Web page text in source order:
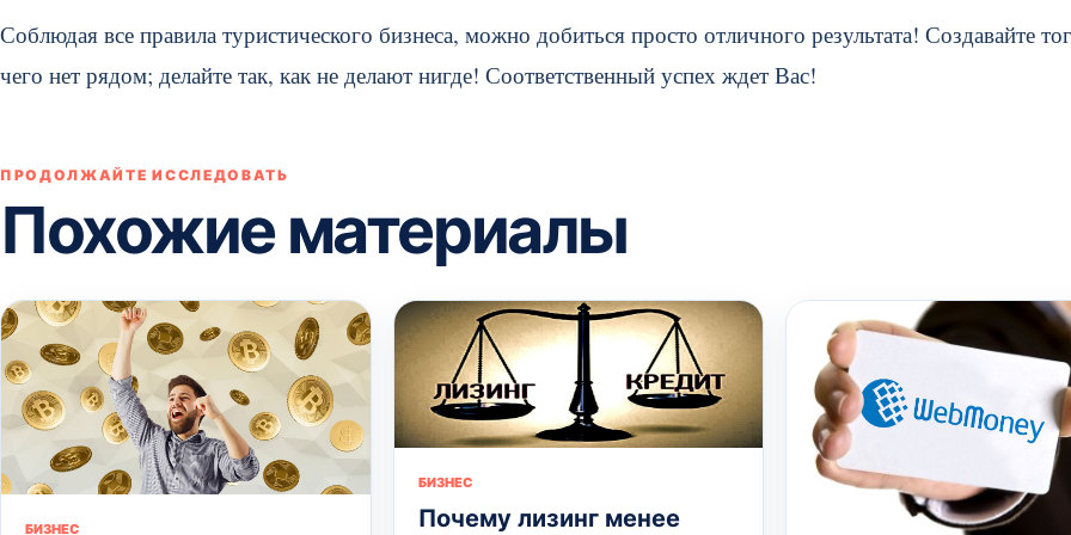
Соблюдая все правила туристического бизнеса, можно добиться просто отличного результата! Создавайте
чего нет рядом; делайте так, как не делают нигде! Соответственный успех ждет Вас!
ПРОДОЛЖАЙТЕ ИССЛЕДОВАТЬ
Похожие материалы
БИЗНЕС
БИЗНЕС
Почему лизинг менее